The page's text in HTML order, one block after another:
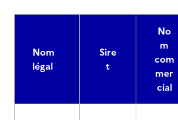
Nom
légal
Sire
t
No
m
com
mer
cial